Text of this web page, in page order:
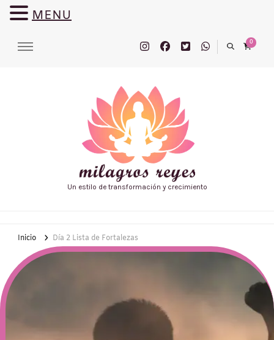
0
Un estilo de transformación y crecimiento
Inicio Día 2 Lista de Fortalezas
MENU